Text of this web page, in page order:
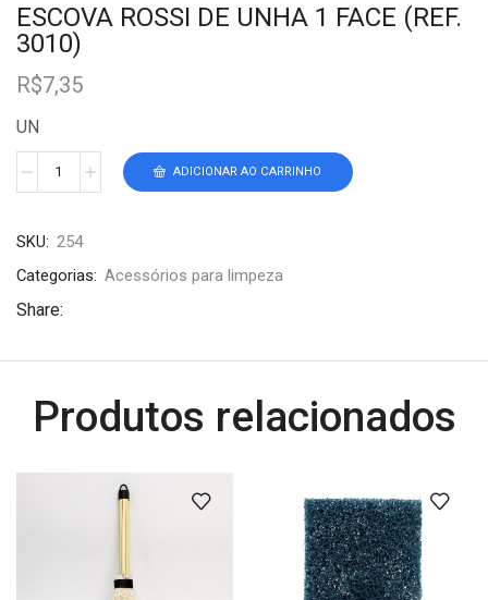
ESCOVA ROSSI DE UNHA 1 FACE (REF.
3010)
R$7,35
UN
ADICIONAR AO CARRINHO
SKU: 254
Categorias: Acessórios para limpeza
Share:
Produtos relacionados